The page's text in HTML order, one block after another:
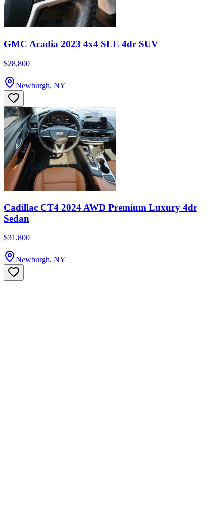
GMC Acadia 2023 4x4 SLE 4dr SUV
$28,800
Newburgh, NY
Cadillac CT4 2024 AWD Premium Luxury 4dr
Sedan
$31,800
Newburgh, NY